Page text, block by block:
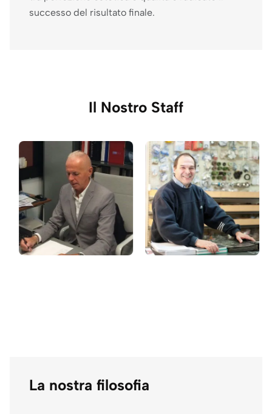
successo del risultato finale.
Il Nostro Staff
La nostra filosofia